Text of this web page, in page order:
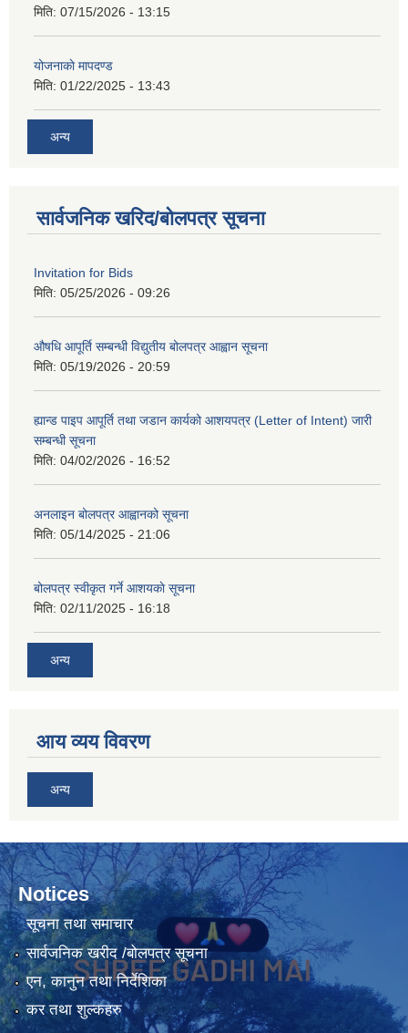
मिति: 07/15/2026 - 13:15
योजनाकाे मापदण्ड
मिति: 01/22/2025 - 13:43
अन्य
सार्वजनिक खरिद/बोलपत्र सूचना
Invitation for Bids
मिति: 05/25/2026 - 09:26
औषधि आपूर्ति सम्बन्धी विद्युतीय बोलपत्र आह्वान सूचना
मिति: 05/19/2026 - 20:59
ह्यान्ड पाइप आपूर्ति तथा जडान कार्यको आशयपत्र (Letter of Intent) जारी
सम्बन्धी सूचना
मिति: 04/02/2026 - 16:52
अनलाइन बोलपत्र आह्वानको सूचना
मिति: 05/14/2025 - 21:06
बोलपत्र स्वीकृत गर्ने आशयकाे सूचना
मिति: 02/11/2025 - 16:18
अन्य
आय व्यय विवरण
अन्य
Notices
सूचना तथा समाचार
सार्वजनिक खरीद /बोलपत्र सूचना
एन, कानुन तथा निर्देशिका
कर तथा शुल्कहरु